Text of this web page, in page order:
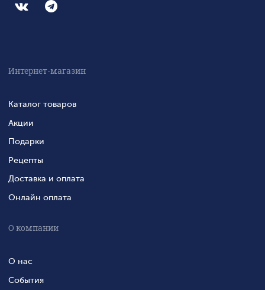
Интернет-магазин
Каталог товаров
Акции
Подарки
Рецепты
Доставка и оплата
Онлайн оплата
О компании
О нас
События